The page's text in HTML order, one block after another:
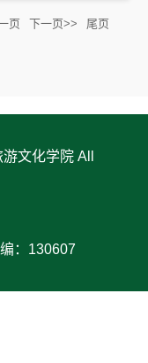
页 下一页>>
尾页
文化学院 All
：130607